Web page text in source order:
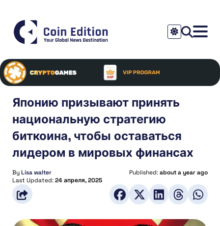
Японию призывают принять
национальную стратегию
биткоина, чтобы оставаться
лидером в мировых финансах
ByLisa walter Published:about a year ago
Last Updated:24 апреля, 2025